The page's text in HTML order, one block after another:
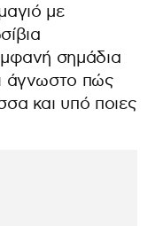
με
σημάδια
άγνωστο πώς
και υπό ποιες